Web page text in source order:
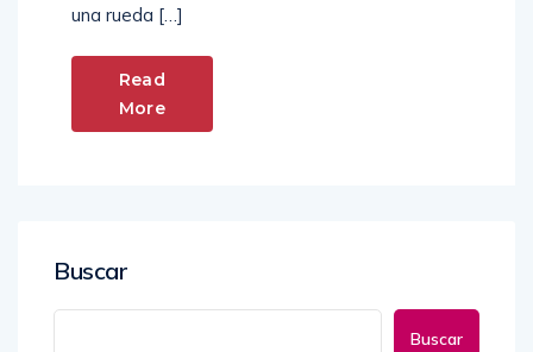
una rueda […]
Read
More
Buscar
Buscar